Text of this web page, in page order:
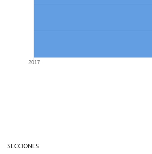
2017
SECCIONES